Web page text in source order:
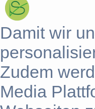
Damit wir
Zudem
Media